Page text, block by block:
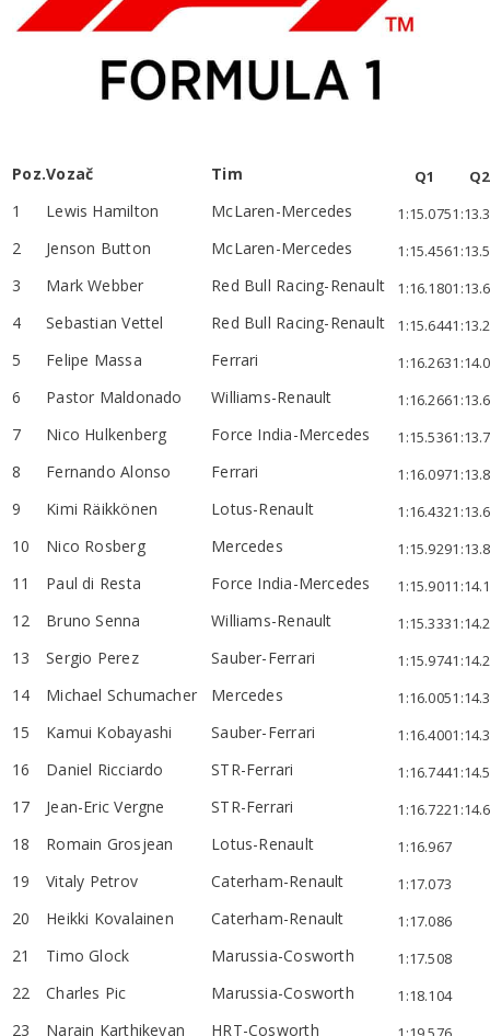
Poz.Vozač Tim Q1 Q2
1 Lewis Hamilton McLaren-Mercedes 1:15.075
2 Jenson Button McLaren-Mercedes 1:15.456
3 Mark Webber Red Bull Racing-Renault 1:16.180
4 Sebastian Vettel Red Bull Racing-Renault 1:15.644
5 Felipe Massa Ferrari 1:16.263
6 Pastor Maldonado Williams-Renault 1:16.266
7 Nico Hulkenberg Force India-Mercedes 1:15.536
8 Fernando Alonso Ferrari 1:16.097
9 Kimi Räikkönen Lotus-Renault 1:16.432
10 Nico Rosberg Mercedes 1:15.929
11 Paul di Resta Force India-Mercedes 1:15.901
12 Bruno Senna Williams-Renault 1:15.333
13 Sergio Perez Sauber-Ferrari 1:15.974
14 Michael Schumacher Mercedes 1:16.005
15 Kamui Kobayashi Sauber-Ferrari 1:16.400
16 Daniel Ricciardo STR-Ferrari 1:16.744
17 Jean-Eric Vergne STR-Ferrari 1:16.722
18 Romain Grosjean Lotus-Renault 1:16.967
19 Vitaly Petrov Caterham-Renault 1:17.073
20 Heikki Kovalainen Caterham-Renault 1:17.086
21 Timo Glock Marussia-Cosworth 1:17.508
22 Charles Pic Marussia-Cosworth 1:18.104
23 Narain Karthikeyan HRT-Cosworth